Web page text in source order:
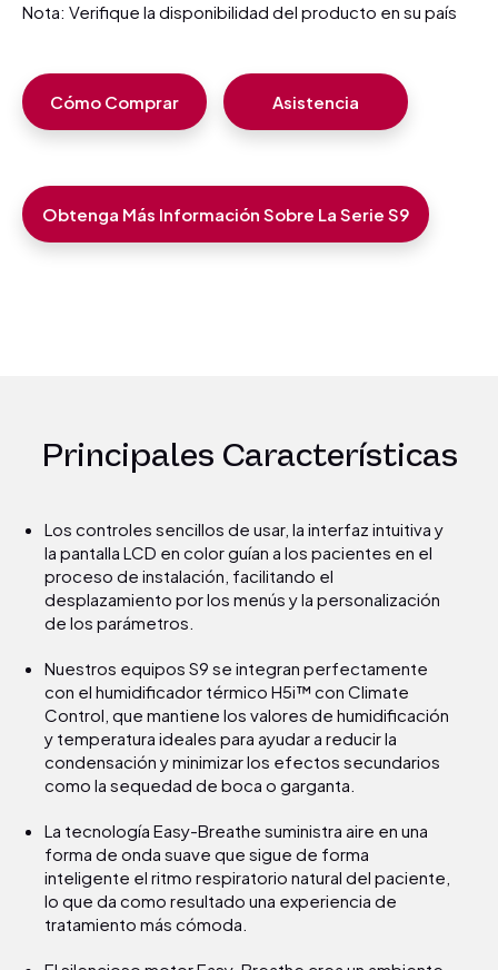
Nota: Verifique la disponibilidad del producto en su país
Cómo Comprar Asistencia
Obtenga Más Información Sobre La Serie S9
Principales Características
Los controles sencillos de usar, la interfaz intuitiva y
la pantalla LCD en color guían a los pacientes en el
proceso de instalación, facilitando el
desplazamiento por los menús y la personalización
de los parámetros.
Nuestros equipos S9 se integran perfectamente
con el humidificador térmico H5i™ con Climate
Control, que mantiene los valores de humidificación
y temperatura ideales para ayudar a reducir la
condensación y minimizar los efectos secundarios
como la sequedad de boca o garganta.
La tecnología Easy-Breathe suministra aire en una
forma de onda suave que sigue de forma
inteligente el ritmo respiratorio natural del paciente,
lo que da como resultado una experiencia de
tratamiento más cómoda.